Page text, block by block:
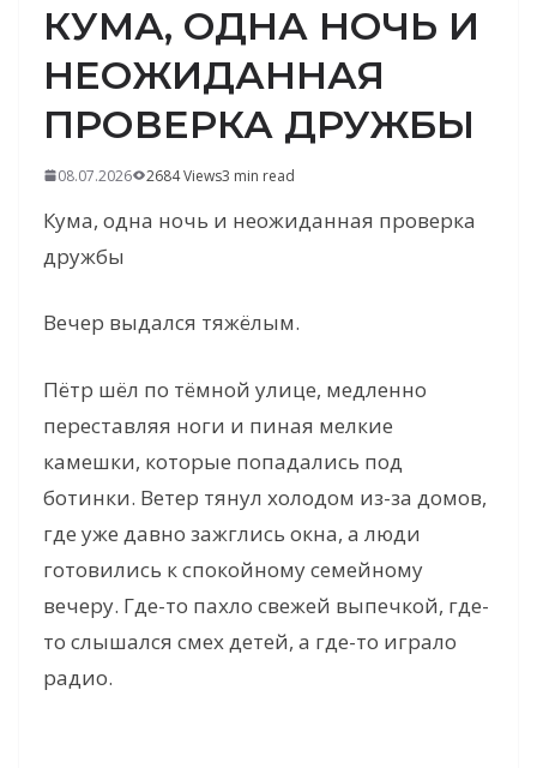
КУМА, ОДНА НОЧЬ И
НЕОЖИДАННАЯ
ПРОВЕРКА ДРУЖБЫ
08.07.2026 2684 Views3 min read
Кума, одна ночь и неожиданная проверка
дружбы
Вечер выдался тяжёлым.
Пётр шёл по тёмной улице, медленно
переставляя ноги и пиная мелкие
камешки, которые попадались под
ботинки. Ветер тянул холодом из-за домов,
где уже давно зажглись окна, а люди
готовились к спокойному семейному
вечеру. Где-то пахло свежей выпечкой, где-
то слышался смех детей, а где-то играло
радио.